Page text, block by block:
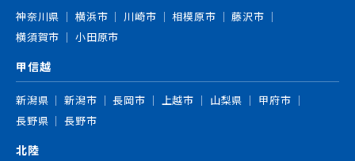
神奈川県 横浜市 川崎市 相模原市
藤沢市
横須賀市
小田原市
甲信越
新潟県 新潟市 長岡市 上越市 山梨県
甲府市
長野県
長野市
北陸